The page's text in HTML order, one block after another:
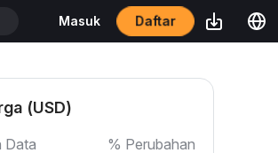
Masuk Daftar
(USD)
Data
% Perubahan